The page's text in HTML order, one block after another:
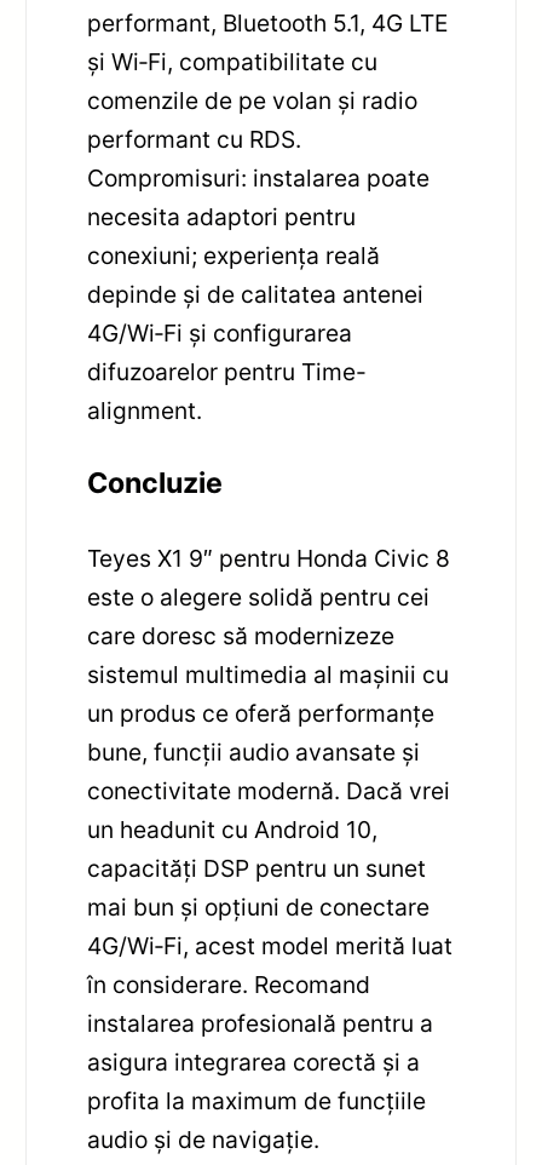
performant, Bluetooth 5.1, 4G LTE
și Wi‑Fi, compatibilitate cu
comenzile de pe volan și radio
performant cu RDS.
Compromisuri: instalarea poate
necesita adaptori pentru
conexiuni; experiența reală
depinde și de calitatea antenei
4G/Wi‑Fi și configurarea
difuzoarelor pentru Time-
alignment.
Concluzie
Teyes X1 9″ pentru Honda Civic 8
este o alegere solidă pentru cei
care doresc să modernizeze
sistemul multimedia al mașinii cu
un produs ce oferă performanțe
bune, funcții audio avansate și
conectivitate modernă. Dacă vrei
un headunit cu Android 10,
capacități DSP pentru un sunet
mai bun și opțiuni de conectare
4G/Wi‑Fi, acest model merită luat
în considerare. Recomand
instalarea profesională pentru a
asigura integrarea corectă și a
profita la maximum de funcțiile
audio și de navigație.